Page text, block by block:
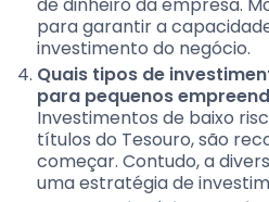
para garantir a
investimento do negócio.
Quais tipos de
para pequenos
Investimentos de baixo
títulos do Tesouro, são
começar. Contudo, a
uma estratégia de